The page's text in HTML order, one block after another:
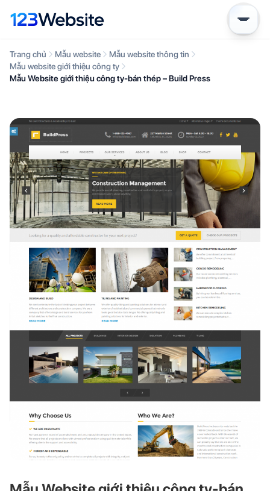
Trang chủ Mẫu website
Mẫu website thông tin
Mẫu website giới thiệu công ty
Mẫu Website giới thiệu công ty-bán thép – Build Press